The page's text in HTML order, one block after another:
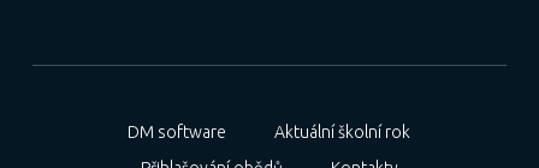
DM software
Aktuální školní rok